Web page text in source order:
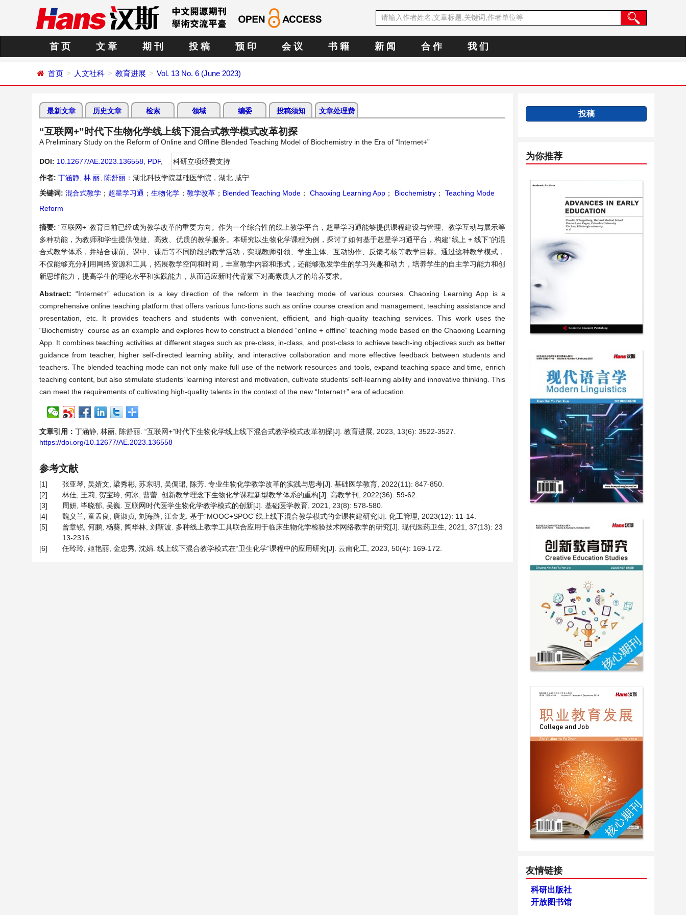
首 页 文 章 期 刊 投 稿 预 印 会 议 书 籍 新 闻 合 作 我 们
首页 人文社科 教育进展 Vol. 13 No. 6 (June 2023)
最新文章 历史文章 检索 领域 编委 投稿须知 文章处理费
“互联网+”时代下生物化学线上线下混合式教学模式改革初探
A Preliminary Study on the Reform of Online and Offline Blended Teaching Model of Biochemistry in the Era of “Internet+”
DOI: 10.12677/AE.2023.136558 PDF,
科研立项经费支持
作者: 丁涵静 林 丽 陈舒丽 ：湖北科技学院基础医学院，湖北 咸宁
关键词: 混合式教学 ； 超星学习通 ； 生物化学 ； 教学改革 ； Blended Teaching Mode ； Chaoxing Learning App ； Biochemistry ；
Teaching Mode
Reform
摘要:“互联网+”教育目前已经成为教学改革的重要方向。作为一个综合性的线上教学平台，超星学习通能够提供课程建设与管理、教学互动与展示等
多种功能，为教师和学生提供便捷、高效、优质的教学服务。本研究以生物化学课程为例，探讨了如何基于超星学习通平台，构建“线上 + 线下”的混
合式教学体系，并结合课前、课中、课后等不同阶段的教学活动，实现教师引领、学生主体、互动协作、反馈考核等教学目标。通过这种教学模式，
不仅能够充分利用网络资源和工具，拓展教学空间和时间，丰富教学内容和形式，还能够激发学生的学习兴趣和动力，培养学生的自主学习能力和创
新思维能力，提高学生的理论水平和实践能力，从而适应新时代背景下对高素质人才的培养要求。
Abstract: “Internet+” education is a key direction of the reform in the teaching mode of various courses. Chaoxing Learning App is a
comprehensive online teaching platform that offers various func-tions such as online course creation and management, teaching assistance and
presentation, etc. It provides teachers and students with convenient, efficient, and high-quality teaching services. This work uses the
“Biochemistry” course as an example and explores how to construct a blended “online + offline” teaching mode based on the Chaoxing Learning
App. It combines teaching activities at different stages such as pre-class, in-class, and post-class to achieve teach-ing objectives such as better
guidance from teacher, higher self-directed learning ability, and interactive collaboration and more effective feedback between students and
teachers. The blended teaching mode can not only make full use of the network resources and tools, expand teaching space and time, enrich
teaching content, but also stimulate students’ learning interest and motivation, cultivate students’ self-learning ability and innovative thinking. This
can meet the requirements of cultivating high-quality talents in the context of the new “Internet+” era of education.
文章引用： 丁涵静, 林丽, 陈舒丽. “互联网+”时代下生物化学线上线下混合式教学模式改革初探[J]. 教育进展, 2023, 13(6): 3522-3527.
https://doi.org/10.12677/AE.2023.136558
参考文献
[1]
张亚琴, 吴婧文, 梁秀彬, 苏东明, 吴倜珺, 陈芳. 专业生物化学教学改革的实践与思考[J]. 基础医学教育, 2022(11): 847-850.
[2]
林佳, 王莉, 贺宝玲, 何冰, 曹蕾. 创新教学理念下生物化学课程新型教学体系的重构[J]. 高教学刊, 2022(36): 59-62.
[3]
周妍, 毕晓郁, 吴巍. 互联网时代医学生物化学教学模式的创新[J]. 基础医学教育, 2021, 23(8): 578-580.
[4]
魏义兰, 童孟良, 唐淑贞, 刘海路, 江金龙. 基于“MOOC+SPOC”线上线下混合教学模式的金课构建研究[J]. 化工管理, 2023(12): 11-14.
[5]
曾章锐, 何鹏, 杨葵, 陶华林, 刘靳波. 多种线上教学工具联合应用于临床生物化学检验技术网络教学的研究[J]. 现代医药卫生, 2021, 37(13): 23
13-2316.
[6]
任玲玲, 姬艳丽, 金忠秀, 沈娟. 线上线下混合教学模式在“卫生化学”课程中的应用研究[J]. 云南化工, 2023, 50(4): 169-172.
投稿
为你推荐
友情链接
科研出版社
开放图书馆